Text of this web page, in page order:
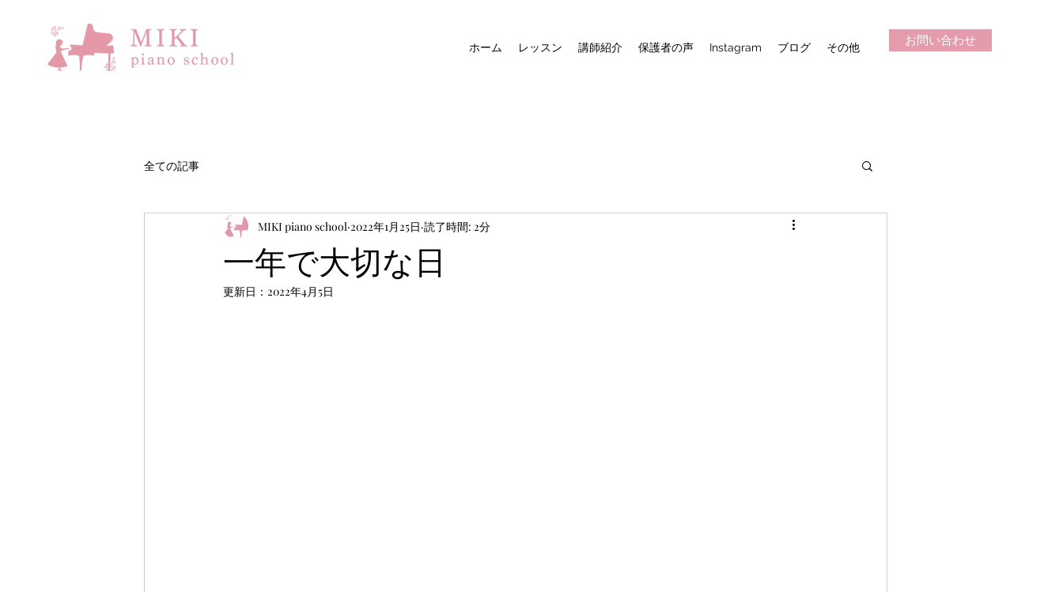
ホーム レッスン 講師紹介 保護者の声 Instagram ブログ その他 お問い合わせ
全ての記事
一年で大切な日
MIKI piano school 2022年1月25日 読了時間: 2分
更新日： 2022年4月5日